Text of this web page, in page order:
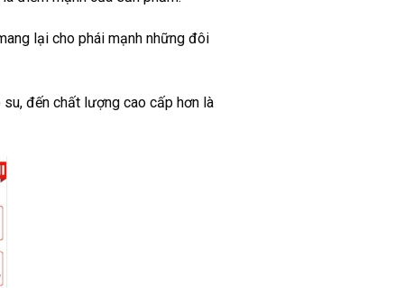
lại cho phái mạnh những đôi
đến chất lượng cao cấp hơn là